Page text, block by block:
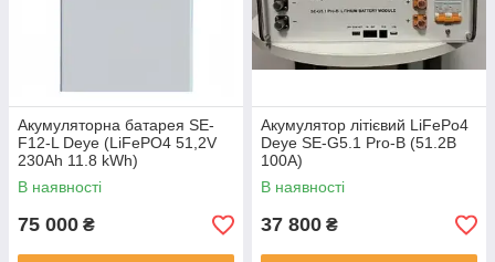
Акумуляторна батарея SE-
F12-L Deye (LiFePO4 51,2V
230Ah 11.8 kWh)
В наявності
75 000 ₴
Акумулятор літієвий LiFePo4
Deye SE-G5.1 Pro-B (51.2В
100A)
В наявності
37 800 ₴